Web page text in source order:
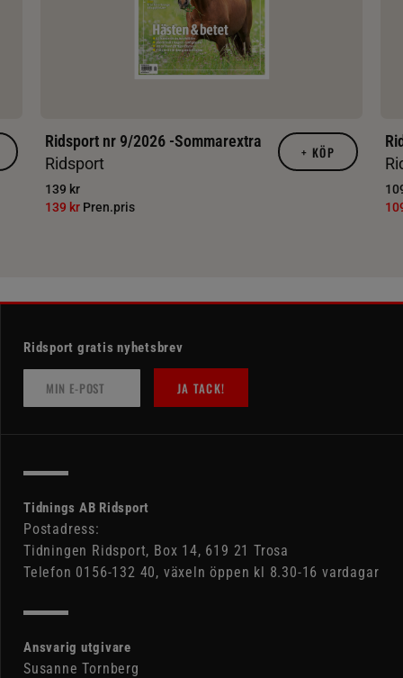
Ridsport nr 9/2026 -Sommarextra
Ridsport
139 kr
139 kr Pren.pris
+ KÖP
Ridsport gratis nyhetsbrev
JA TACK!
Tidnings AB Ridsport
Postadress:
Tidningen Ridsport, Box 14, 619 21 Trosa
Telefon 0156-132 40, växeln öppen kl 8.30-16 vardagar
Ansvarig utgivare
Susanne Tornberg